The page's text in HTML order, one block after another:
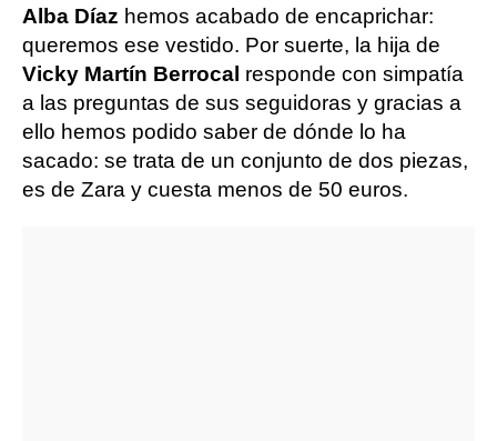
Alba Díaz hemos acabado de encaprichar:
queremos ese vestido. Por suerte, la hija de
Vicky Martín Berrocal responde con simpatía
a las preguntas de sus seguidoras y gracias a
ello hemos podido saber de dónde lo ha
sacado: se trata de un conjunto de dos piezas,
es de Zara y cuesta menos de 50 euros.